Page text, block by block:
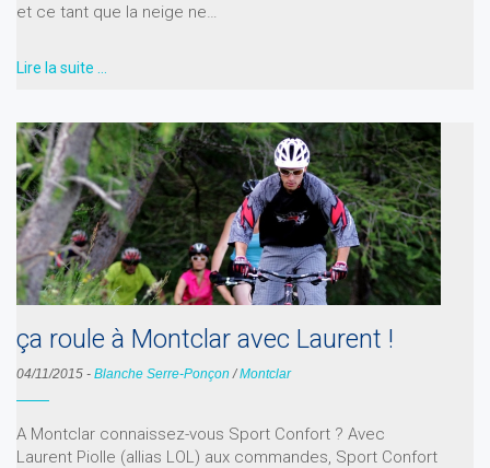
et ce tant que la neige ne…
Lire la suite …
ça roule à Montclar avec Laurent !
04/11/2015 - Blanche Serre-Ponçon /Montclar
A Montclar connaissez-vous Sport Confort ? Avec
Laurent Piolle (allias LOL) aux commandes, Sport Confort